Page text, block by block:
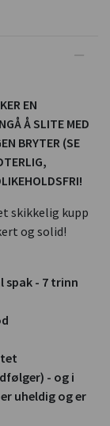
EN
Å SLITE MED
BRYTER (SE
skikkelig kupp
og solid!
spak - 7 trinn
- og i
uheldig og er